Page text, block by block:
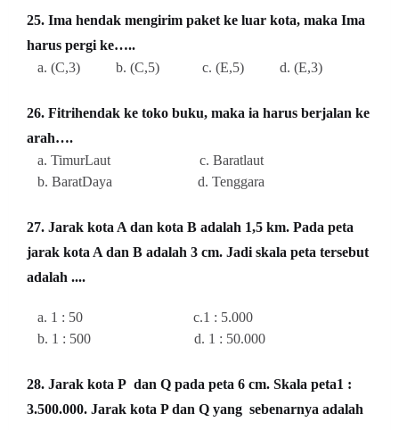
25. Ima hendak mengirim paket ke luar kota, maka Ima
harus pergi ke…..
a. (C,3) b. (C,5) c. (E,5) d. (E,3)
26. Fitrihendak ke toko buku, maka ia harus berjalan ke
arah….
a. TimurLaut c. Baratlaut
b. BaratDaya d. Tenggara
27. Jarak kota A dan kota B adalah 1,5 km. Pada peta
jarak kota A dan B adalah 3 cm. Jadi skala peta tersebut
adalah ....
a. 1 : 50 c.1 : 5.000
b. 1 : 500 d. 1 : 50.000
28. Jarak kota P dan Q pada peta 6 cm. Skala peta1 :
3.500.000. Jarak kota P dan Q yang sebenarnya adalah